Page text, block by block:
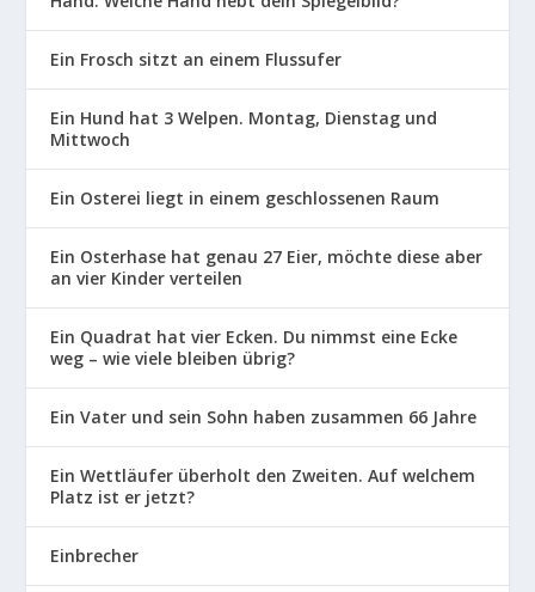
Ein Frosch sitzt an einem Flussufer
Ein Hund hat 3 Welpen. Montag, Dienstag und
Mittwoch
Ein Osterei liegt in einem geschlossenen Raum
Ein Osterhase hat genau 27 Eier, möchte diese aber
an vier Kinder verteilen
Ein Quadrat hat vier Ecken. Du nimmst eine Ecke
weg – wie viele bleiben übrig?
Ein Vater und sein Sohn haben zusammen 66 Jahre
Ein Wettläufer überholt den Zweiten. Auf welchem
Platz ist er jetzt?
Einbrecher